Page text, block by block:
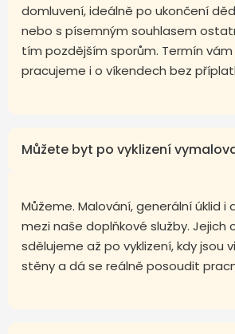
domluvení, ideálně po ukončení
nebo s písemným souhlasem
tím pozdějším sporům. Termín
pracujeme i o víkendech bez
Můžete byt po vyklizení
Můžeme. Malování, generální úklid
mezi naše doplňkové služby. Jejich
sdělujeme až po vyklizení, kdy jsou
stěny a dá se reálně posoudit